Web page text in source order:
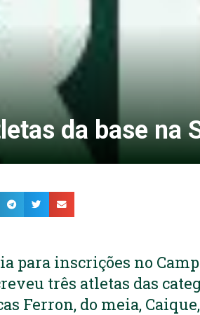
da base na
para inscrições no
três atletas das
Ferron, do meia,